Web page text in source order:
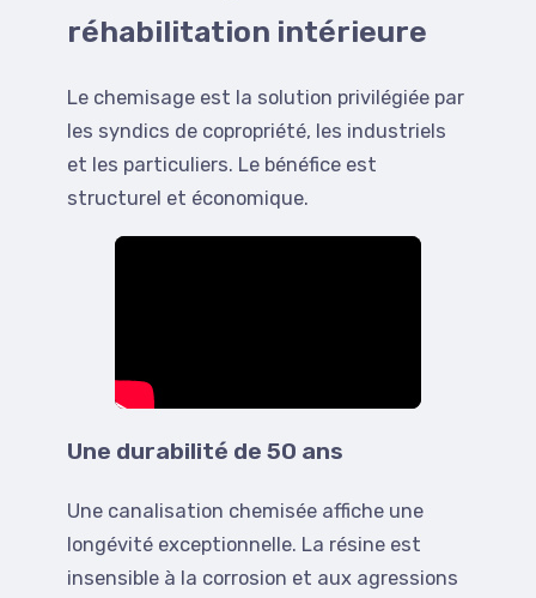
réhabilitation intérieure
Le chemisage est la solution privilégiée par
les syndics de copropriété, les industriels
et les particuliers. Le bénéfice est
structurel et économique.
Une durabilité de 50 ans
Une canalisation chemisée affiche une
longévité exceptionnelle. La résine est
insensible à la corrosion et aux agressions